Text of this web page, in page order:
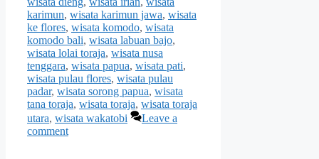
karimun, wisata karimun jawa, wisata
ke flores, wisata komodo, wisata
komodo bali, wisata labuan bajo,
wisata lolai toraja, wisata nusa
tenggara, wisata papua, wisata pati,
wisata pulau flores, wisata pulau
padar, wisata sorong papua, wisata
tana toraja, wisata toraja, wisata toraja
utara, wisata wakatobi
Leave a
comment